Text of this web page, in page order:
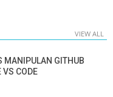
VIEW ALL
MANIPULAN GITHUB
VS CODE